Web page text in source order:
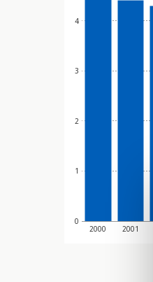
0
1
2
3
4
2000 2001